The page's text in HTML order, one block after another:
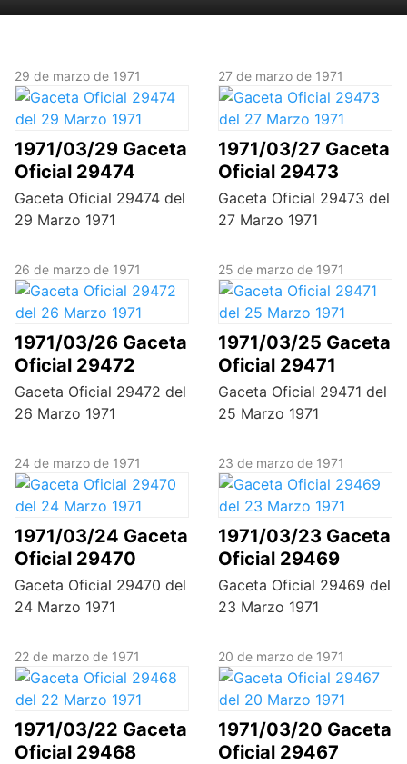
29 de marzo de 1971
1971/03/29 Gaceta
Oficial 29474
Gaceta Oficial 29474 del
29 Marzo 1971
27 de marzo de 1971
1971/03/27 Gaceta
Oficial 29473
Gaceta Oficial 29473 del
27 Marzo 1971
26 de marzo de 1971
1971/03/26 Gaceta
Oficial 29472
Gaceta Oficial 29472 del
26 Marzo 1971
25 de marzo de 1971
1971/03/25 Gaceta
Oficial 29471
Gaceta Oficial 29471 del
25 Marzo 1971
24 de marzo de 1971
1971/03/24 Gaceta
Oficial 29470
Gaceta Oficial 29470 del
24 Marzo 1971
23 de marzo de 1971
1971/03/23 Gaceta
Oficial 29469
Gaceta Oficial 29469 del
23 Marzo 1971
22 de marzo de 1971
1971/03/22 Gaceta
Oficial 29468
20 de marzo de 1971
1971/03/20 Gaceta
Oficial 29467